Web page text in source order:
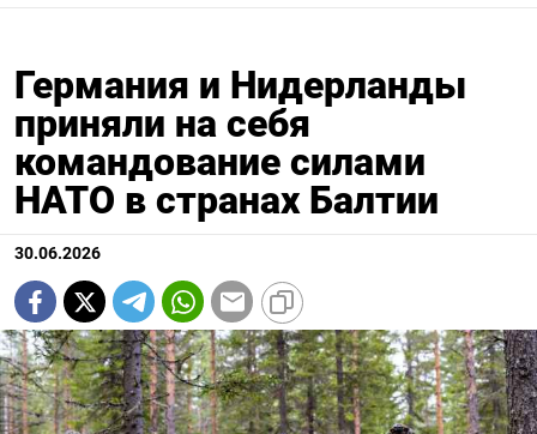
Германия и Нидерланды
приняли на себя
командование силами
НАТО в странах Балтии
30.06.2026